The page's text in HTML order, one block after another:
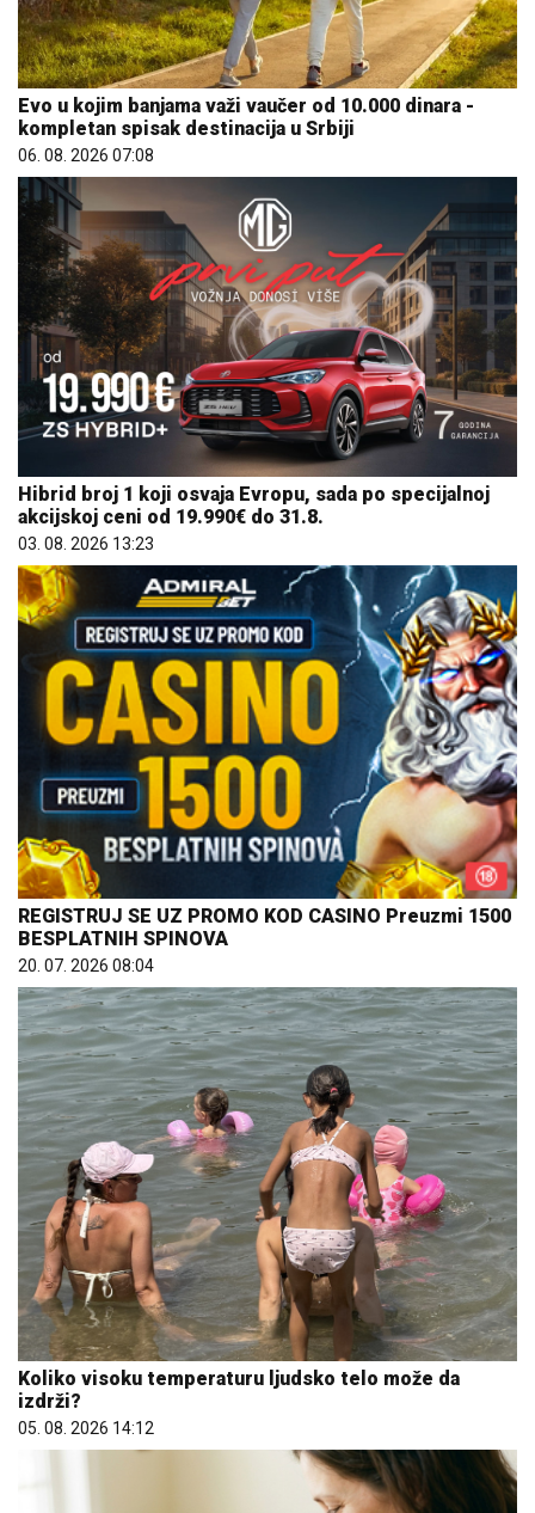
Evo u kojim banjama važi vaučer od 10.000 dinara -
kompletan spisak destinacija u Srbiji
06. 08. 2026 07:08
Hibrid broj 1 koji osvaja Evropu, sada po specijalnoj
akcijskoj ceni od 19.990€ do 31.8.
03. 08. 2026 13:23
REGISTRUJ SE UZ PROMO KOD CASINO Preuzmi 1500
BESPLATNIH SPINOVA
20. 07. 2026 08:04
Koliko visoku temperaturu ljudsko telo može da
izdrži?
05. 08. 2026 14:12